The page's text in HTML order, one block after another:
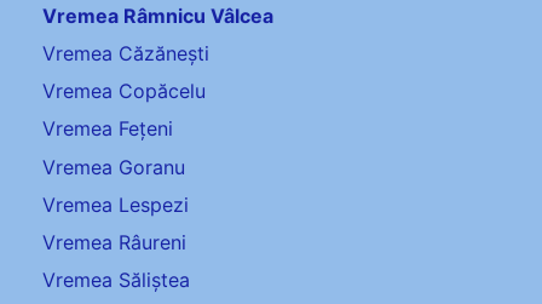
Vremea Râmnicu Vâlcea
Vremea Căzănești
Vremea Copăcelu
Vremea Fețeni
Vremea Goranu
Vremea Lespezi
Vremea Râureni
Vremea Săliștea